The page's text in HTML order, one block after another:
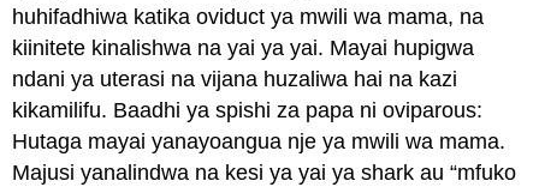
huhifadhiwa katika oviduct ya mwili wa mama, na
kiinitete kinalishwa na yai ya yai. Mayai hupigwa
ndani ya uterasi na vijana huzaliwa hai na kazi
kikamilifu. Baadhi ya spishi za papa ni oviparous:
Hutaga mayai yanayoangua nje ya mwili wa mama.
Majusi yanalindwa na kesi ya yai ya shark au “mfuko